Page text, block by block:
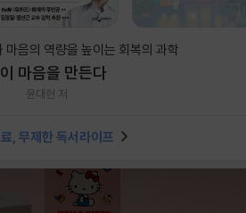
마음의 역량을 높이는 회복의 과학
마음을 만든다
윤대현 저
, 무제한 독서라이프